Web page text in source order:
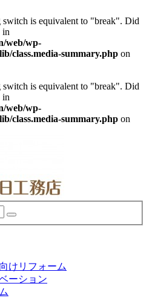
is equivalent to "break". Did
in
web/wp-
class.media-summary.php on
is equivalent to "break". Did
in
web/wp-
class.media-summary.php on
けリフォーム
ーション